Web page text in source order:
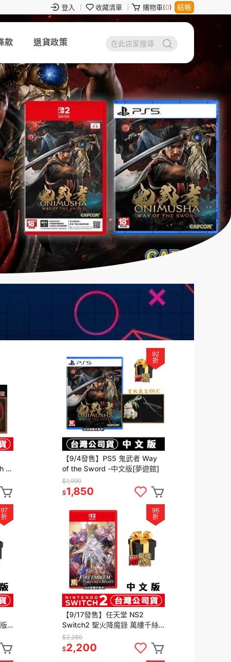
登入 收藏清單 購物車(0) 結帳
款 退貨政策
猛
92
折
【9/4發售】PS5 鬼武者 Way
of the Sword -中文版[夢遊館]
$1,990
$1,850
97
折
-
96
折
【9/17發售】任天堂 NS2
Switch2 聖火降魔錄 萬縷千絲-
中文版 [夢遊館]
$2,280
$2,200